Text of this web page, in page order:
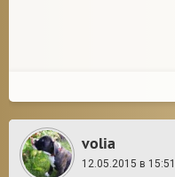
volia
12.05.2015 в 15:51